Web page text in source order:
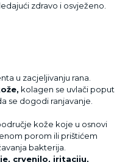
zdravo i osvježeno.
u zacjeljivanju rana.
kolagen se uvlači poput
se dogodi ranjavanje.
kože koje u osnovi
porom ili prištićem
bakterija.
crvenilo, iritaciju,